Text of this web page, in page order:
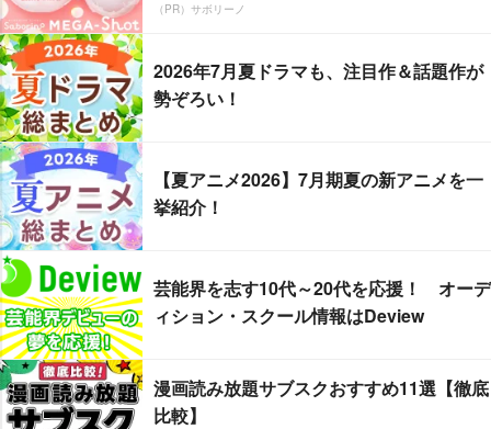
（PR）サボリーノ
2026年7月夏ドラマも、注目作＆話題作が
勢ぞろい！
【夏アニメ2026】7月期夏の新アニメを一
挙紹介！
芸能界を志す10代～20代を応援！ オーデ
ィション・スクール情報はDeview
漫画読み放題サブスクおすすめ11選【徹底
比較】